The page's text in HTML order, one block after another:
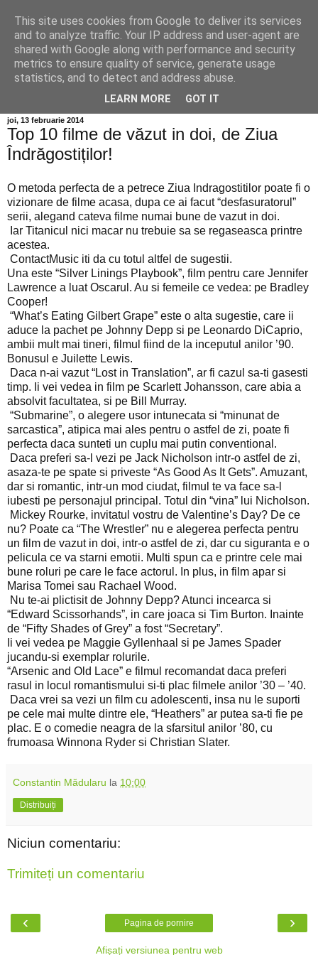
Info MILEANCA
BINE AȚI VENIT! *Jurnal online de informație și opinie;
Vineri 07 August, 2026
joi, 13 februarie 2014
Top 10 filme de văzut in doi, de Ziua
Îndrăgostiților!
O metoda perfecta de a petrece Ziua Indragostitilor poate fi o
vizionare de filme acasa, dupa ce ai facut “desfasuratorul”
serii, alegand cateva filme numai bune de vazut in doi.
Iar Titanicul nici macar nu trebuie sa se regaseasca printre
acestea.
ContactMusic iti da cu totul altfel de sugestii.
Una este “Silver Linings Playbook”, film pentru care Jennifer
Lawrence a luat Oscarul. Au si femeile ce vedea: pe Bradley
Cooper!
“What’s Eating Gilbert Grape” este o alta sugestie, care ii
aduce la pachet pe Johnny Depp si pe Leonardo DiCaprio,
ambii mult mai tineri, filmul fiind de la inceputul anilor ’90.
Bonusul e Juilette Lewis.
Daca n-ai vazut “Lost in Translation”, ar fi cazul sa-ti gasesti
timp. Ii vei vedea in film pe Scarlett Johansson, care abia a
absolvit facultatea, si pe Bill Murray.
“Submarine”, o alegere usor intunecata si “minunat de
sarcastica”, atipica mai ales pentru o astfel de zi, poate fi
perfecta daca sunteti un cuplu mai putin conventional.
Daca preferi sa-l vezi pe Jack Nicholson intr-o astfel de zi,
asaza-te pe spate si priveste “As Good As It Gets”. Amuzant,
dar si romantic, intr-un mod ciudat, filmul te va face sa-l
iubesti pe personajul principal. Totul din “vina” lui Nicholson.
Mickey Rourke, invitatul vostru de Valentine’s Day? De ce
nu? Poate ca “The Wrestler” nu e alegerea perfecta pentru
un film de vazut in doi, intr-o astfel de zi, dar cu siguranta e o
pelicula ce va starni emotii. Multi spun ca e printre cele mai
bune roluri pe care le face actorul. In plus, in film apar si
Marisa Tomei sau Rachael Wood.
Nu te-ai plictisit de Johnny Depp? Atunci incearca si
“Edward Scissorhands”, in care joaca si Tim Burton. Inainte
de “Fifty Shades of Grey” a fost “Secretary”.
Ii vei vedea pe Maggie Gyllenhaal si pe James Spader
jucandu-si exemplar rolurile.
“Arsenic and Old Lace” e filmul recomandat daca preferi
rasul in locul romantismului si-ti plac filmele anilor ’30 – ’40.
Daca vrei sa vezi un film cu adolescenti, insa nu le suporti
pe cele mai multe dintre ele, “Heathers” ar putea sa-ti fie pe
plac. E o comedie neagra de la sfarsitul anilor ’80, cu
frumoasa Winnona Ryder si Christian Slater.
Constantin Mădularu la 10:00
Distribuiți
Niciun comentariu:
Trimiteți un comentariu
‹ ›
Pagina de pornire
Afișați versiunea pentru web
This site uses cookies from Google to deliver its services
and to analyze traffic. Your IP address and user-agent are
shared with Google along with performance and security
metrics to ensure quality of service, generate usage
statistics, and to detect and address abuse.
LEARN MORE GOT IT